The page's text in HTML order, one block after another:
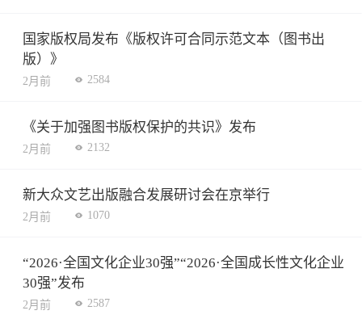
国家版权局发布《版权许可合同示范文本（图书出
版）》
2月前 2584
《关于加强图书版权保护的共识》发布
2月前 2132
新大众文艺出版融合发展研讨会在京举行
2月前 1070
“2026·全国文化企业30强”“2026·全国成长性文化企业
30强”发布
2月前 2587